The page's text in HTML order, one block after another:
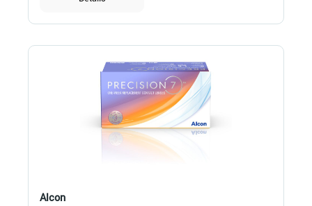
Alcon